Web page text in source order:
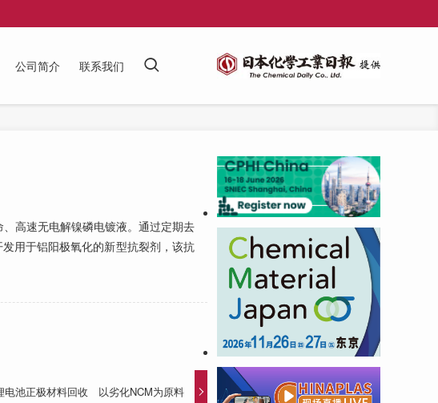
公司简介 联系我们
高速无电解镍磷电镀液。通过定期去
用于铝阳极氧化的新型抗裂剂，该抗
池正极材料回收 以劣化NCM为原料